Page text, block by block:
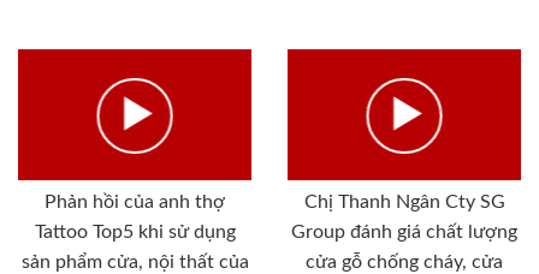
Phản hồi của anh thợ
Tattoo Top5 khi sử dụng
sản phẩm cửa, nội thất của
Chị Thanh Ngân Cty SG
Group đánh giá chất lượng
cửa gỗ chống cháy, cửa